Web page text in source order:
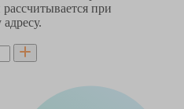
при